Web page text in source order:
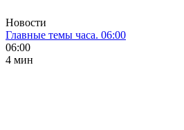
Новости
Главные темы часа. 06:00
06:00
4 мин